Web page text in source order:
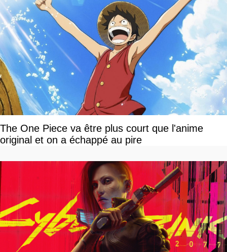
The One Piece va être plus court que l'anime
original et on a échappé au pire